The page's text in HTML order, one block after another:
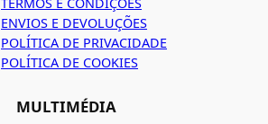
ENVIOS E DEVOLUÇÕES
POLÍTICA DE PRIVACIDADE
POLÍTICA DE COOKIES
MULTIMÉDIA